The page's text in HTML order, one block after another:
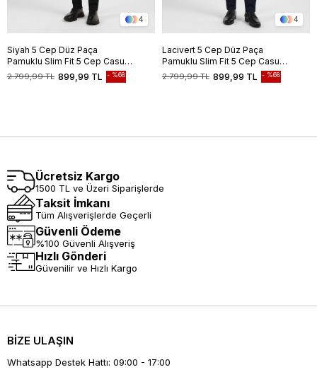
4
Siyah 5 Cep Düz Paça
Pamuklu Slim Fit 5 Cep Casual
Pantolon 1003255154
899,99 TL
2.799,99 TL %68
4
Lacivert 5 Cep Düz Paça
Pamuklu Slim Fit 5 Cep Casual
Pantolon 1003255154
899,99 TL
2.799,99 TL %68
Ücretsiz Kargo
1500 TL ve Üzeri Siparişlerde
Taksit İmkanı
Tüm Alışverişlerde Geçerli
Güvenli Ödeme
%100 Güvenli Alışveriş
Hızlı Gönderi
Güvenilir ve Hızlı Kargo
BİZE ULAŞIN
Whatsapp Destek Hattı: 09:00 - 17:00